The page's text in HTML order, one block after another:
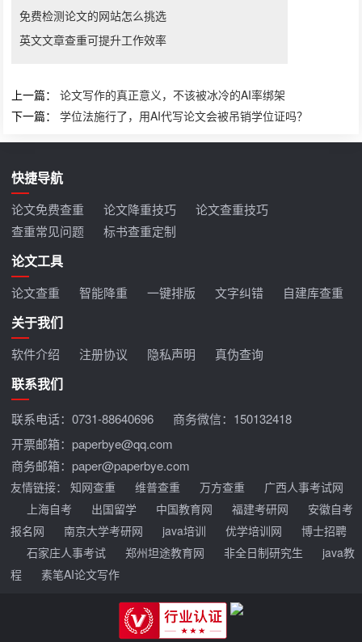
免费检测论文的网站怎么挑选
英文文章查重可提升工作效率
上一篇：论文写作的真正意义，不该被冰冷的AI率绑架
下一篇：学位法施行了，用AI代写论文会被吊销学位证吗？
快捷导航
论文免费查重 论文降重技巧
论文查重技巧
查重常见问题
标书查重定制
论文工具
论文查重 智能降重 一键排版 文字纠错 自建库查重
关于我们
软件介绍 注册协议 隐私声明 真伪查询
联系我们
联系电话：0731-88640696
商务微信：150132418
开票邮箱：paperbye@qq.com
商务邮箱：paper@paperbye.com
友情链接：知网查重 维普查重 万方查重
广西人事考试网
上海自考
出国留学 中国教育网 福建考研网
安徽自考
报名网
南京大学考研网 java培训 优学培训网
博士招聘
石家庄人事考试
郑州坦途教育网 非全日制研究生
java教
程
素笔AI论文写作